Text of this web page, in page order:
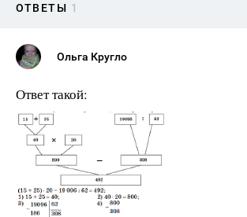
ОТВЕТЫ 1
Ольга Кругло
Ответ такой: